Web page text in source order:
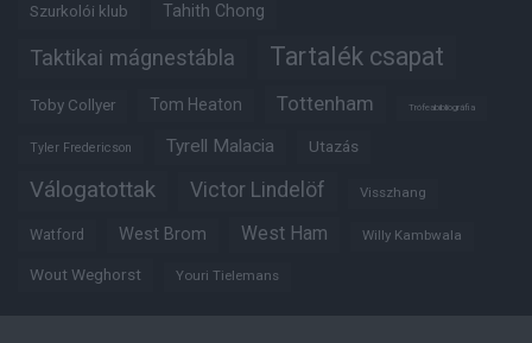
Szurkolói klub Tahith Chong
Taktikai mágnestábla Tartalék csapat
Toby Collyer Tom Heaton Tottenham Trófeabibliográfia
Tyler Fredericson Tyrell Malacia Utazás
Válogatottak Victor Lindelöf Visszhang
Watford West Brom West Ham Willy Kambwala
Wout Weghorst Youri Tielemans